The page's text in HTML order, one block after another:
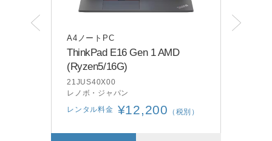
A4ノートPC
ThinkPad E16 Gen 1 AMD
(Ryzen5/16G)
21JUS40X00
レノボ・ジャパン
レンタル料金 ¥12,200 （税別）